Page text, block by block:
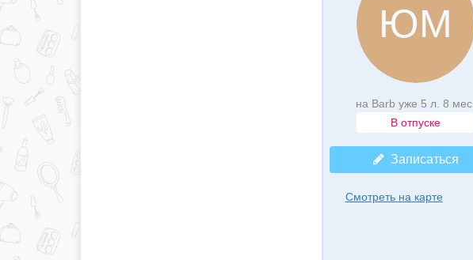
ЮМ
на Barb уже 5 л. 8 мес.
В отпуске
Записаться
Смотреть на карте